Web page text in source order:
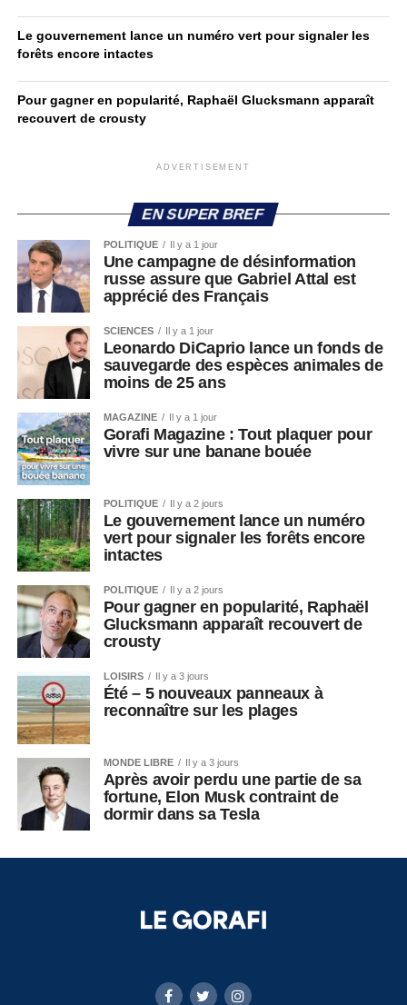
Le gouvernement lance un numéro vert pour signaler les
forêts encore intactes
Pour gagner en popularité, Raphaël Glucksmann apparaît
recouvert de crousty
ADVERTISEMENT
EN SUPER BREF
POLITIQUE Il y a 1 jour
Une campagne de désinformation
russe assure que Gabriel Attal est
apprécié des Français
SCIENCES Il y a 1 jour
Leonardo DiCaprio lance un fonds de
sauvegarde des espèces animales de
moins de 25 ans
MAGAZINE Il y a 1 jour
Gorafi Magazine : Tout plaquer pour
vivre sur une banane bouée
POLITIQUE Il y a 2 jours
Le gouvernement lance un numéro
vert pour signaler les forêts encore
intactes
POLITIQUE Il y a 2 jours
Pour gagner en popularité, Raphaël
Glucksmann apparaît recouvert de
crousty
LOISIRS Il y a 3 jours
Été – 5 nouveaux panneaux à
reconnaître sur les plages
MONDE LIBRE Il y a 3 jours
Après avoir perdu une partie de sa
fortune, Elon Musk contraint de
dormir dans sa Tesla